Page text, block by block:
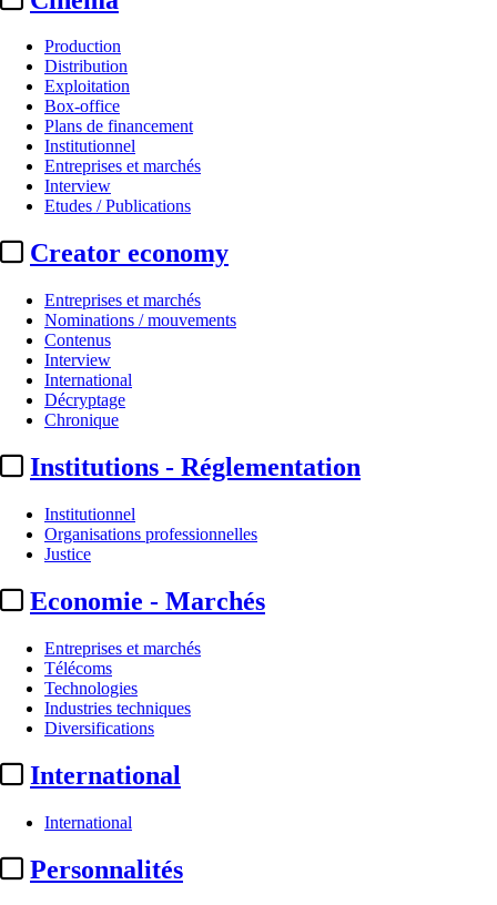
Production
Distribution
Exploitation
Box-office
Plans de financement
Institutionnel
Entreprises et marchés
Interview
Etudes / Publications
Creator economy
Entreprises et marchés
Nominations / mouvements
Contenus
Interview
International
Décryptage
Chronique
Institutions - Réglementation
Institutionnel
Organisations professionnelles
Justice
Economie - Marchés
Entreprises et marchés
Télécoms
Technologies
Industries techniques
Diversifications
International
International
Personnalités